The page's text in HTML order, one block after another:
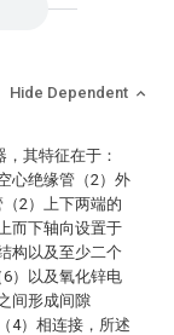
Hide Dependent
其特征在于：
心绝缘管（2）外
2）上下两端的
而下轴向设置于
构以及至少二个
）以及氧化锌电
间形成间隙
4）相连接，所述